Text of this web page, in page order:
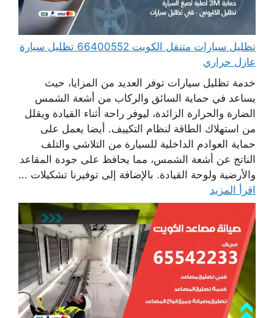
تظليل سيارات متنقل الكويت 66400552 تظليل سيارة
عازل حراري
خدمة تظليل سيارات توفر العديد من المزايا، حيث
يساعد في حماية السائق والركاب من أشعة الشمس
الضارة والحرارة الزائدة، ليوفر راحة أثناء القيادة ويقلل
من استهلاك الطاقة لنظام التكييف. أيضا يعمل على
حماية العوادم الداخلية للسيارة من التلاشي والتلف
الناتج عن أشعة الشمس، مما يحافظ على جودة المقاعد
والأرضية ولوحة القيادة. بالإضافة إلى توفيرنا تشكيلات ...
اقرأ المزيد